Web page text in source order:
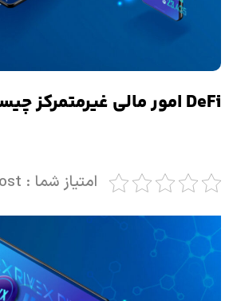
DeFi امور مالی غیرمتمرکز چیست و طریقه کسب درامد
امتیاز شما : post